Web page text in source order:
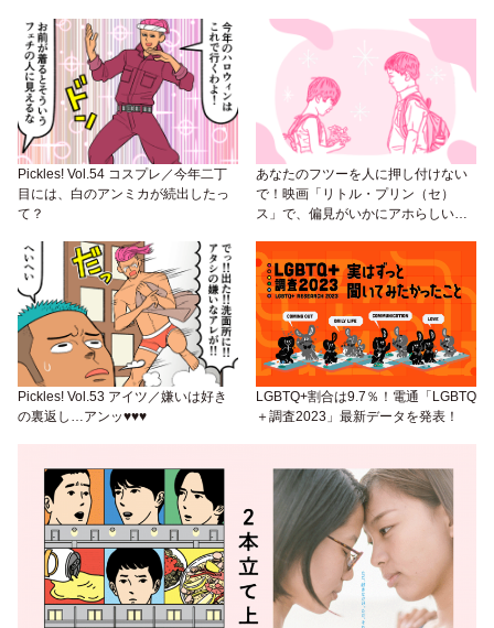
Pickles! Vol.54 コスプレ／今年二丁
目には、白のアンミカが続出したっ
て？
あなたのフツーを人に押し付けない
で！映画「リトル・プリン（セ）
ス」で、偏見がいかにアホらしいも
Pickles! Vol.53 アイツ／嫌いは好き
の裏返し…アンッ♥♥♥
LGBTQ+割合は9.7％！電通「LGBTQ
＋調査2023」最新データを発表！